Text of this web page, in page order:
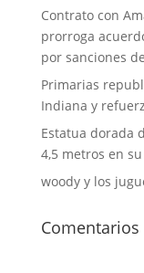
Contrato con
prorroga
por sanciones
Primarias
Indiana y
Estatua dorada
4,5 metros en
woody y los